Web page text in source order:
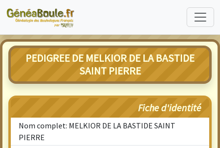
PEDIGREE DE MELKIOR DE LA BASTIDE
SAINT PIERRE
Fiche d'identité
Nom complet: MELKIOR DE LA BASTIDE SAINT
PIERRE